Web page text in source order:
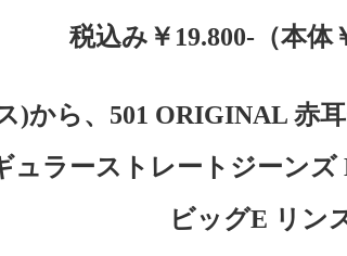
税込み￥19.800-（本体
)から、501 ORIGINAL 赤
ュラーストレートジーン
ビッグE リン